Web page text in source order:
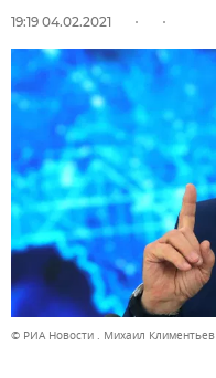
19:19 04.02.2021
© РИА Новости . Михаил Климентьев